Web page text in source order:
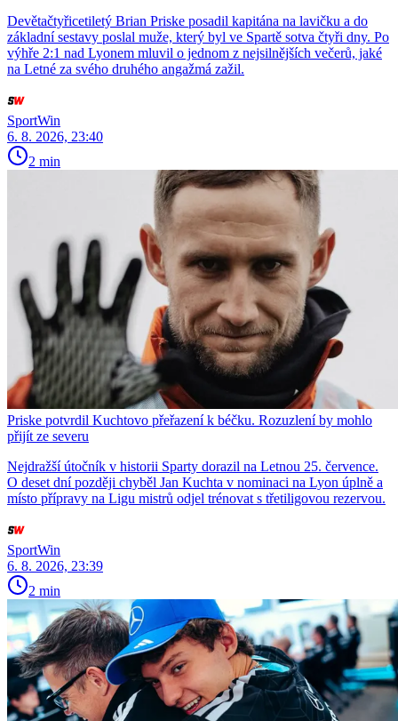
Devětačtyřicetiletý Brian Priske posadil kapitána na lavičku a do
základní sestavy poslal muže, který byl ve Spartě sotva čtyři dny. Po
výhře 2:1 nad Lyonem mluvil o jednom z nejsilnějších večerů, jaké
na Letné za svého druhého angažmá zažil.
SportWin
6. 8. 2026, 23:40
2 min
Priske potvrdil Kuchtovo přeřazení k béčku. Rozuzlení by mohlo
přijít ze severu
Nejdražší útočník v historii Sparty dorazil na Letnou 25. července.
O deset dní později chyběl Jan Kuchta v nominaci na Lyon úplně a
místo přípravy na Ligu mistrů odjel trénovat s třetiligovou rezervou.
SportWin
6. 8. 2026, 23:39
2 min